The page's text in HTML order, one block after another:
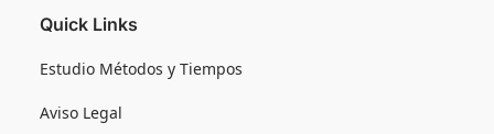
Quick Links
Estudio Métodos y Tiempos
Aviso Legal